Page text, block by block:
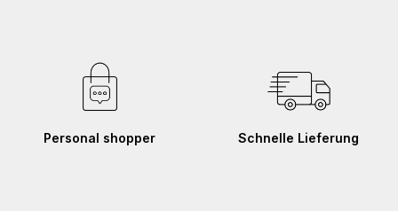
Personal shopper Schnelle Lieferung